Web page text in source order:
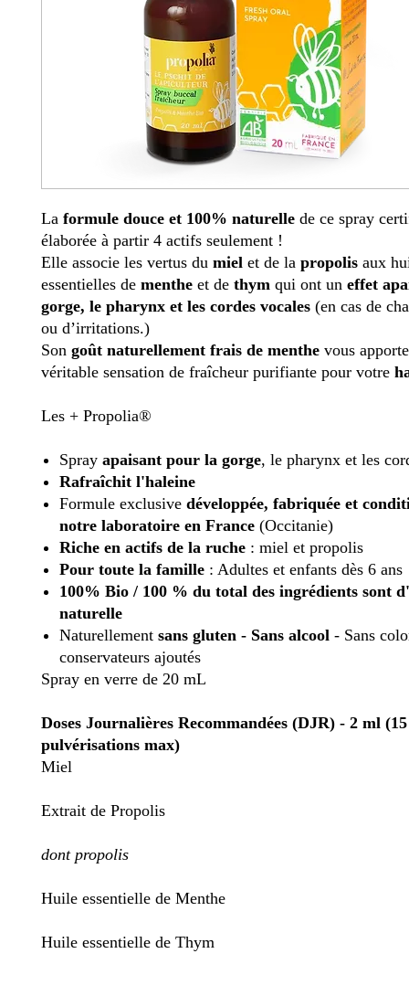
La formule douce et 100% naturelle de ce spray
élaborée à partir 4 actifs seulement !
Elle associe les vertus du miel et de la propolis aux
essentielles de menthe et de thym qui ont un effet
gorge, le pharynx et les cordes vocales (en cas de
ou d’irritations.)
Son goût naturellement frais de menthe vous
véritable sensation de fraîcheur purifiante pour votre
Les + Propolia®
Spray apaisant pour la gorge, le pharynx et les
Rafraîchit l'haleine
Formule exclusive développée, fabriquée et
notre laboratoire en France (Occitanie)
Riche en actifs de la ruche : miel et propolis
Pour toute la famille : Adultes et enfants dès 6 ans
100% Bio / 100 % du total des ingrédients sont
naturelle
Naturellement sans gluten - Sans alcool - Sans
conservateurs ajoutés
Spray en verre de 20 mL
Doses Journalières Recommandées (DJR) - 2 ml (15
pulvérisations max)
Miel
Extrait de Propolis
dont propolis
Huile essentielle de Menthe
Huile essentielle de Thym